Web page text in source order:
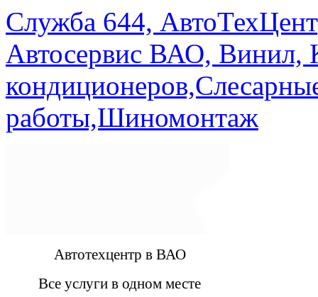
Служба 644,
Автосервис ВАО, Винил,
работы,Шиномонтаж
Автотехцентр в ВАО
Все услуги в одном месте